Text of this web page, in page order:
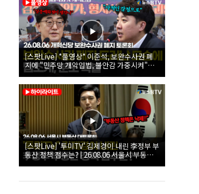
[스팟Live] *풀영상* 이준석, 보완수사권 폐
지에 "민주당 개악입법, 불안감 가중시켜"｜
26.08.06 개혁신당 보완수사권 폐지 토론회
[스팟Live] '투미TV' 김제경이 내린 李정부 부
동산 정책 점수는? | 26.08.06 서울시 부동산
대토론회